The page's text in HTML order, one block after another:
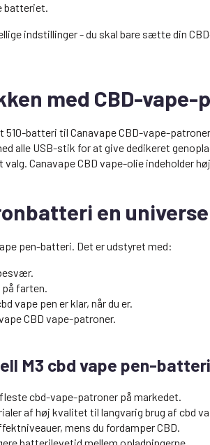
batteriet.
indstillinger - du skal bare sætte din
med CBD-vape-
510-batteri til Canavape CBD-vape-patroner
alle USB-stik for at give dedikeret
Canavape CBD vape-olie indeholder
en
pen-batteri. Det er udstyret med:
farten.
vape pen er klar, når du er.
CBD vape-patroner.
M3 cbd vape pen-
cbd-vape-patroner på markedet.
af høj kvalitet til langvarig brug af cbd
mens du fordamper CBD.